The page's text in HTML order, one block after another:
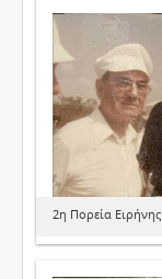
2η Πορεία Ειρήνης